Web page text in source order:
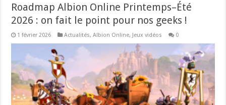
Roadmap Albion Online Printemps–Été
2026 : on fait le point pour nos geeks !
1 février 2026 Actualités,Albion Online, Jeux vidéos 0